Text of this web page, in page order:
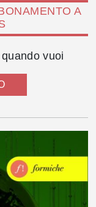
A
vuoi